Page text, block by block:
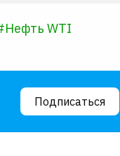
Нефть WTI
Подписаться